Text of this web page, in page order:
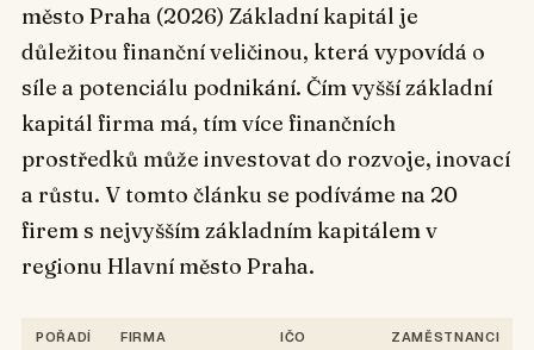
město Praha (2026) Základní kapitál je
důležitou finanční veličinou, která vypovídá o
síle a potenciálu podnikání. Čím vyšší základní
kapitál firma má, tím více finančních
prostředků může investovat do rozvoje, inovací
a růstu. V tomto článku se podíváme na 20
firem s nejvyšším základním kapitálem v
regionu Hlavní město Praha.
POŘADÍ FIRMA IČO ZAMĚSTNANCI